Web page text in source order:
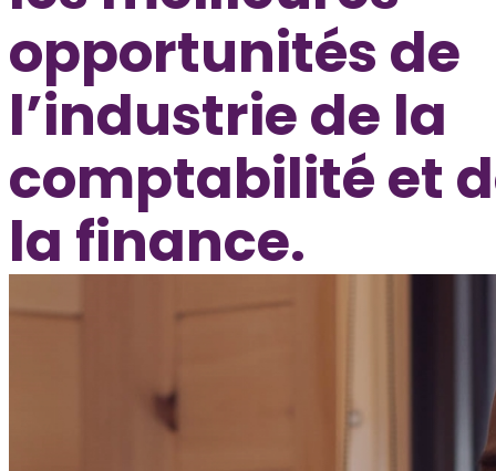
opportunités de
l’industrie de la
comptabilité et
la finance.